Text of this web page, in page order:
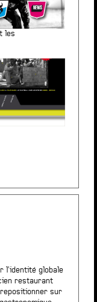
les
l’identité globale
restaurant
sur